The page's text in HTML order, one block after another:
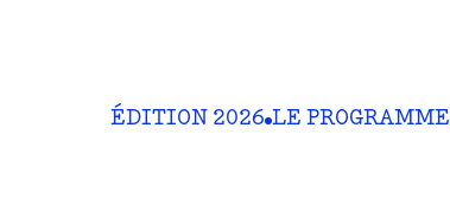
ÉDITION 2026 LE PROGRAMME